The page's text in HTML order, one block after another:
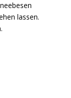
lassen.